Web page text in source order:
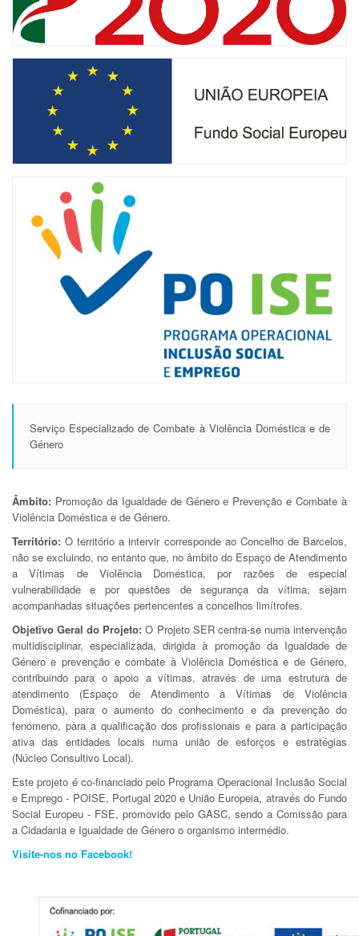
Serviço Especializado de Combate à Violência Doméstica e de
Género
Âmbito: Promoção da Igualdade de Género e Prevenção e Combate à
Violência Doméstica e de Género.
Território:O território a intervir corresponde ao Concelho de Barcelos,
não se excluindo, no entanto que, no âmbito do Espaço de Atendimento
a Vítimas de Violência Doméstica, por razões de especial
vulnerabilidade e por questões de segurança da vítima, sejam
acompanhadas situações pertencentes a concelhos limítrofes.
Objetivo Geral do Projeto:O Projeto SER centra-se numa intervenção
multidisciplinar, especializada, dirigida à promoção da Igualdade de
Género e prevenção e combate à Violência Doméstica e de Género,
contribuindo para o apoio a vítimas, através de uma estrutura de
atendimento (Espaço de Atendimento a Vítimas de Violência
Doméstica), para o aumento do conhecimento e da prevenção do
fenómeno, para a qualificação dos profissionais e para a participação
ativa das entidades locais numa união de esforços e estratégias
(Núcleo Consultivo Local).
Este projeto é co-financiado pelo Programa Operacional Inclusão Social
e Emprego - POISE, Portugal 2020 e União Europeia, através do Fundo
Social Europeu - FSE, promovido pelo GASC, sendo a Comissão para
a Cidadania e Igualdade de Género o organismo intermédio.
Visite-nos no Facebook!